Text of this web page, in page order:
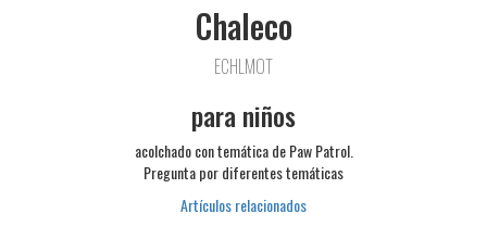
Chaleco
ECHLMOT
para niños
acolchado con temática de Paw Patrol.
Pregunta por diferentes temáticas
Artículos relacionados